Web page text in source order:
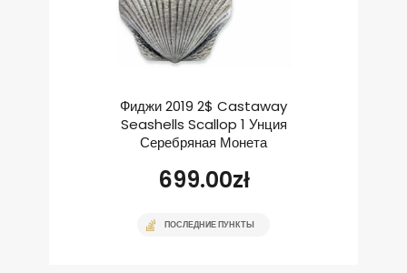
Фиджи 2019 2$ Castaway
Seashells Scallop 1 Унция
Серебряная Монета
699.00zł
ПОСЛЕДНИЕ ПУНКТЫ